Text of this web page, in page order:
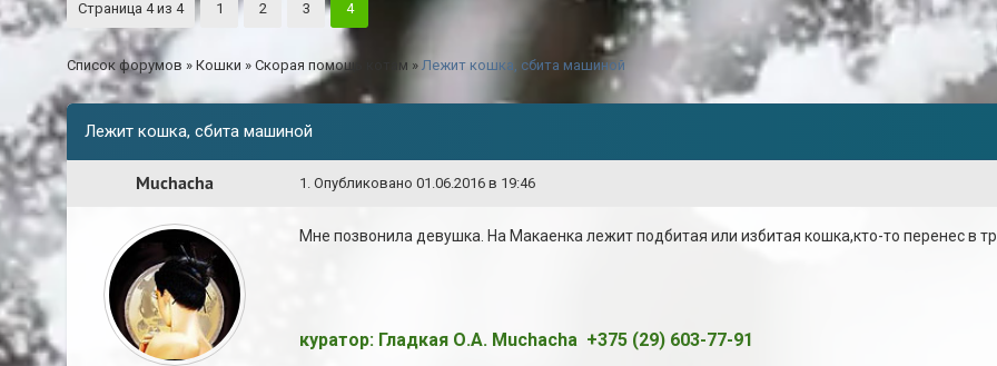
Страница 4из 4 1 2 3 4
Список форумов » Кошки » Скорая помощь котам » Лежит кошка, cбита машиной
Лежит кошка, cбита машиной
Muchacha 1 . Опубликовано 01.06.2016 в 19:46
Мне позвонила девушка. На Макаенка лежит подбитая или избитая кошка,кто-то перенес в
куратор: Гладкая О.А. Muchacha +375 (29) 603-77-91